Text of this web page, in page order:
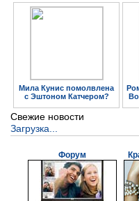
Мила Кунис помолвлена
с Эштоном Катчером?
Свежие новости
Загрузка...
Форум